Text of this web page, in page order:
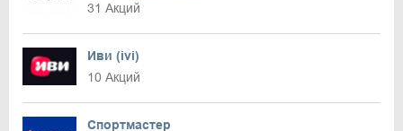
31 Акций
Иви (ivi)
10 Акций
Спортмастер